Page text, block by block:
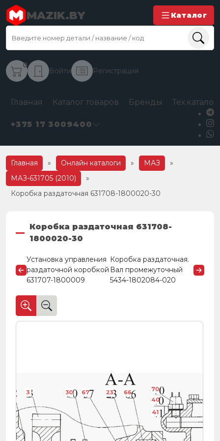
MAZIK.BY Каталог
0
Войти Регистрация
Главная Каталог товаров Бренды
+375 17 3009400
Главная » Онлайн каталоги » МАЗ
»
МАЗ-631705 (2010)
»
Коробка раздаточная 631708-1800020-30
Коробка раздаточная 631708-
1800020-30
Установка управления
раздаточной коробкой
631707-1800009
Коробка раздаточная.
Вал промежуточный
5434-1802084-020
70
67
41
66
23
3
40
30